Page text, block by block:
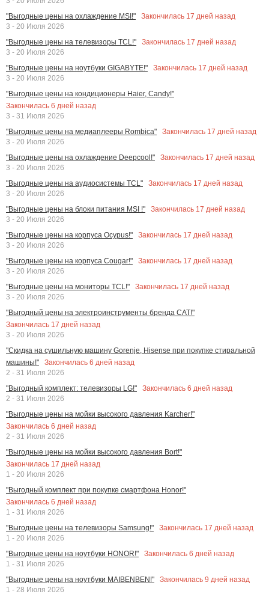
"Выгодные цены на охлаждение MSI!"
Закончилась 17 дней назад
3 - 20 Июля 2026
"Выгодные цены на телевизоры TCL!"
Закончилась 17 дней назад
3 - 20 Июля 2026
"Выгодные цены на ноутбуки GIGABYTE!"
Закончилась 17 дней назад
3 - 20 Июля 2026
"Выгодные цены на кондиционеры Haier, Candy!"
Закончилась 6 дней назад
3 - 31 Июля 2026
"Выгодные цены на медиаплееры Rombica"
Закончилась 17 дней назад
3 - 20 Июля 2026
"Выгодные цены на охлаждение Deepcool!"
Закончилась 17 дней назад
3 - 20 Июля 2026
"Выгодные цены на аудиосистемы TCL"
Закончилась 17 дней назад
3 - 20 Июля 2026
"Выгодные цены на блоки питания MSI !"
Закончилась 17 дней назад
3 - 20 Июля 2026
"Выгодные цены на корпуса Ocypus!"
Закончилась 17 дней назад
3 - 20 Июля 2026
"Выгодные цены на корпуса Cougar!"
Закончилась 17 дней назад
3 - 20 Июля 2026
"Выгодные цены на мониторы TCL!"
Закончилась 17 дней назад
3 - 20 Июля 2026
"Выгодный цены на электроинструменты бренда CAT!"
Закончилась 17 дней назад
3 - 20 Июля 2026
"Скидка на сушильную машину Gorenje, Hisense при покупке стиральной
машины!"
Закончилась 6 дней назад
2 - 31 Июля 2026
"Выгодный комплект: телевизоры LG!"
Закончилась 6 дней назад
2 - 31 Июля 2026
"Выгодные цены на мойки высокого давления Karcher!"
Закончилась 6 дней назад
2 - 31 Июля 2026
"Выгодные цены на мойки высокого давления Bort!"
Закончилась 17 дней назад
1 - 20 Июля 2026
"Выгодный комплект при покупке смартфона Honor!"
Закончилась 6 дней назад
1 - 31 Июля 2026
"Выгодные цены на телевизоры Samsung!"
Закончилась 17 дней назад
1 - 20 Июля 2026
"Выгодные цены на ноутбуки HONOR!"
Закончилась 6 дней назад
1 - 31 Июля 2026
"Выгодные цены на ноутбуки MAIBENBEN!"
Закончилась 9 дней назад
1 - 28 Июля 2026